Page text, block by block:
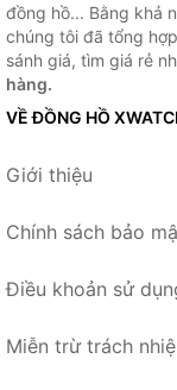
đồng hồ... Bằng khả
chúng tôi đã tổng
sánh giá, tìm giá rẻ
hàng.
VỀ ĐỒNG HỒ
Giới thiệu
Chính sách bảo
Điều khoản sử
Miễn trừ trách